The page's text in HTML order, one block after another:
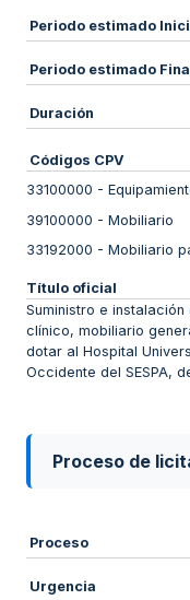
Periodo estimado
Periodo estimado
Duración
Códigos CPV
33100000 -
39100000 - Mobiliario
33192000 - Mobiliario
Título oficial
Suministro e
clínico, mobiliario
dotar al Hospital
Occidente del SESPA,
Proceso de
Proceso
Urgencia